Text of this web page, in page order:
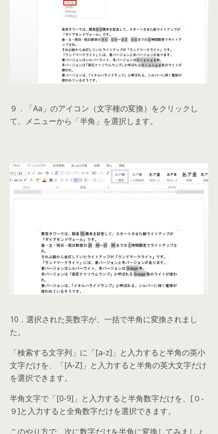
９．「Aa」のアイコン（文字種の変換）をクリックし
て、メニューから「半角」を選択します。
10．選択された英数字が、一括で半角に変換されまし
た。
「検索する文字列」に「[a-z]」と入力すると半角の英小
文字だけを、「[A-Z]」と入力すると半角の英大文字だけ
を選択できます。
半角文字で「[0-9]」と入力すると半角数字だけを、[０-
９]と入力すると全角数字だけを選択できます。
このやり方で、次に数字だけを半角に変換してみましょ